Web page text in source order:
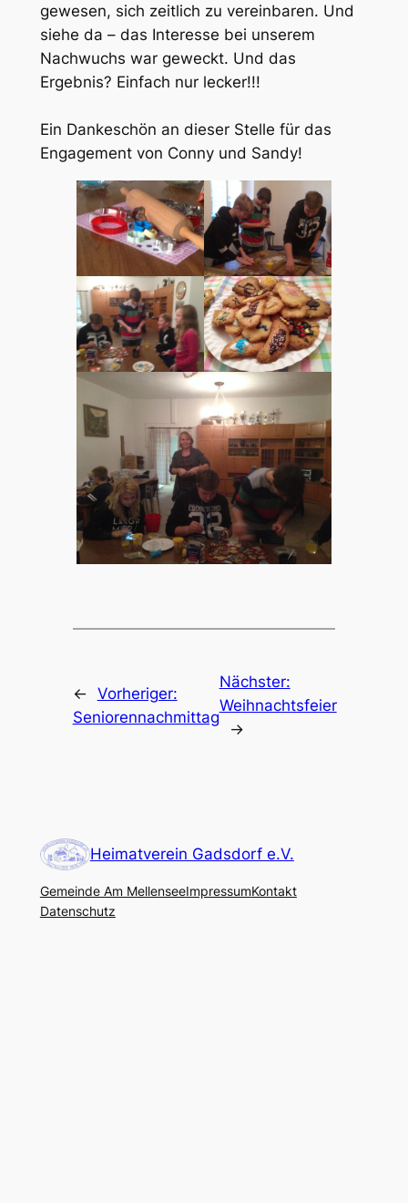
gewesen, sich zeitlich zu vereinbaren. Und
siehe da – das Interesse bei unserem
Nachwuchs war geweckt. Und das
Ergebnis? Einfach nur lecker!!!
Ein Dankeschön an dieser Stelle für das
Engagement von Conny und Sandy!
← Vorheriger:
Seniorennachmittag
Nächster:
Weihnachtsfeier
→
Heimatverein Gadsdorf e.V.
Gemeinde Am MellenseeImpressumKontakt
Datenschutz